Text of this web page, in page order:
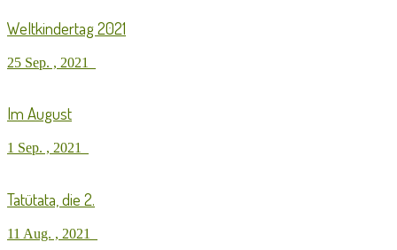
Weltkindertag 2021
25 Sep. , 2021
Im August
1 Sep. , 2021
Tatütata, die 2.
11 Aug. , 2021